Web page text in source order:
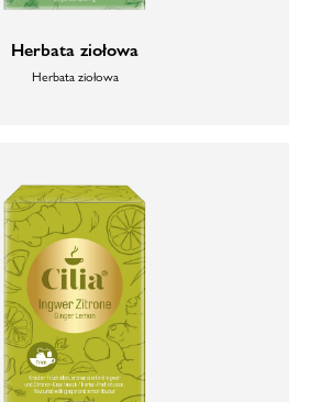
Herbata ziołowa
Herbata ziołowa